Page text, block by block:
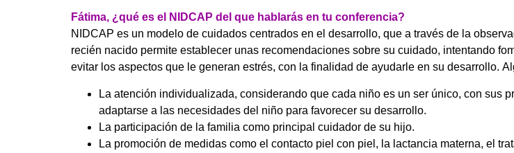
Fátima, ¿qué es el NIDCAP del que hablarás en tu conferencia?
NIDCAP es un modelo de cuidados centrados en el desarrollo, que a través de la
recién nacido permite establecer unas recomendaciones sobre su cuidado, intentando
evitar los aspectos que le generan estrés, con la finalidad de ayudarle en su desarrollo.
La atención individualizada, considerando que cada niño es un ser único, con sus
adaptarse a las necesidades del niño para favorecer su desarrollo.
La participación de la familia como principal cuidador de su hijo.
La promoción de medidas como el contacto piel con piel, la lactancia materna, el